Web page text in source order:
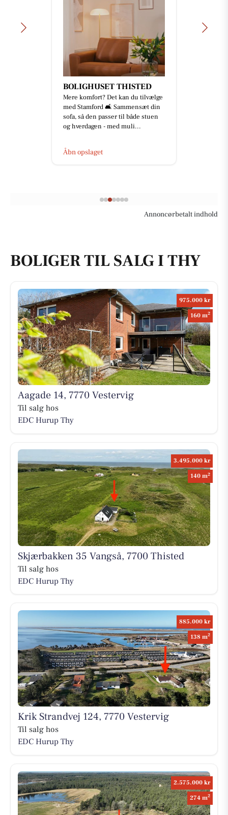
BOLIGHUSET THISTED
Mere komfort? Det kan du tilvælge
med Stamford 🛋️ Sammensæt din
sofa, så den passer til både stuen
og hverdagen - med muli...
Åbn opslaget
Annoncørbetalt indhold
BOLIGER TIL SALG I THY
975.000 kr
160 m2
Aagade 14, 7770 Vestervig
Til salg hos
EDC Hurup Thy
3.495.000 kr
140 m2
Skjærbakken 35 Vangså, 7700 Thisted
Til salg hos
EDC Hurup Thy
885.000 kr
138 m2
Krik Strandvej 124, 7770 Vestervig
Til salg hos
EDC Hurup Thy
2.575.000 kr
274 m2